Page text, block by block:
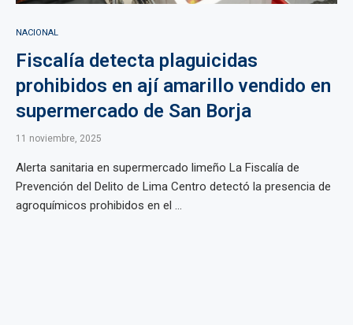
NACIONAL
Fiscalía detecta plaguicidas
prohibidos en ají amarillo vendido en
supermercado de San Borja
11 noviembre, 2025
Alerta sanitaria en supermercado limeño La Fiscalía de
Prevención del Delito de Lima Centro detectó la presencia de
agroquímicos prohibidos en el ...